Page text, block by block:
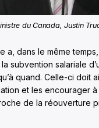
du Canada, Justin
a, dans le même
subvention salariale
quand. Celle-ci doit
et les encourager
de la réouverture